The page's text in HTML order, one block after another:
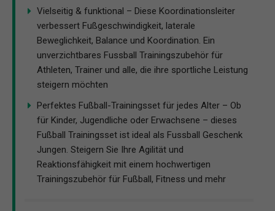
Vielseitig & funktional – Diese Koordinationsleiter
verbessert Fußgeschwindigkeit, laterale
Beweglichkeit, Balance und Koordination. Ein
unverzichtbares Fussball Trainingszubehör für
Athleten, Trainer und alle, die ihre sportliche Leistung
steigern möchten
Perfektes Fußball-Trainingsset für jedes Alter – Ob
für Kinder, Jugendliche oder Erwachsene – dieses
Fußball Trainingsset ist ideal als Fussball Geschenk
Jungen. Steigern Sie Ihre Agilität und
Reaktionsfähigkeit mit einem hochwertigen
Trainingszubehör für Fußball, Fitness und mehr